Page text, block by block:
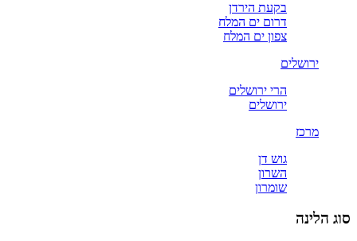
בקעת הירדן
דרום ים המלח
צפון ים המלח
ירושלים
הרי ירושלים
ירושלים
מרכז
גוש דן
השרון
שומרון
סוג הלינה